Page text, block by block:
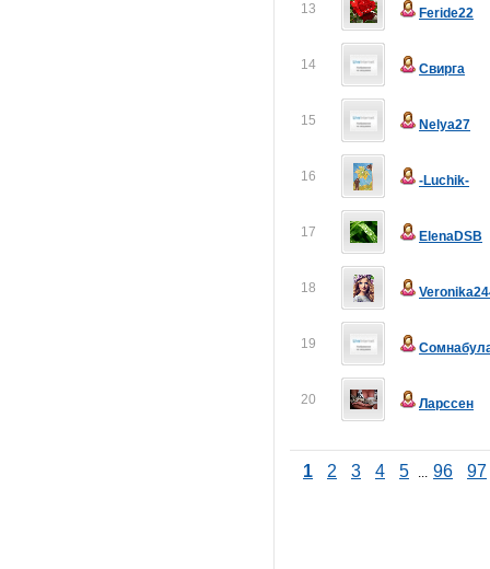
13 Feride22
14 Свирга
15 Nelya27
16 -Luchik-
17 ElenaDSB
18
19
20 Ларссен
1 2 3 4 5 ... 96 97